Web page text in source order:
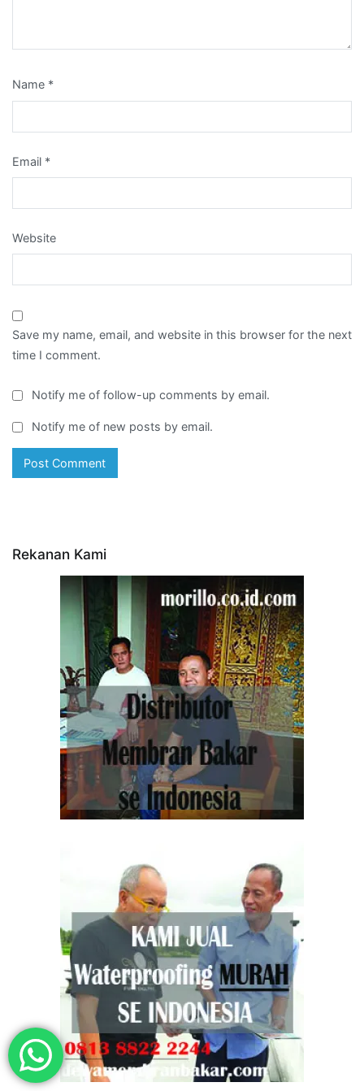
Name *
Email *
Website
Save my name, email, and website in this browser for the next
time I comment.
Notify me of follow-up comments by email.
Notify me of new posts by email.
Rekanan Kami